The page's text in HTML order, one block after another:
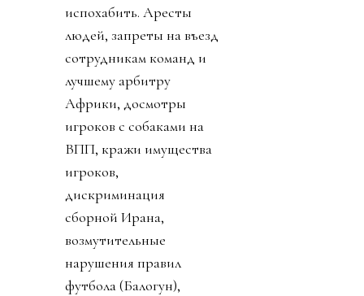
испохабить. Аресты
людей, запреты на въезд
сотрудникам команд и
лучшему арбитру
Африки, досмотры
игроков с собаками на
ВПП, кражи имущества
игроков,
дискриминация
сборной Ирана,
возмутительные
нарушения правил
футбола (Балогун),